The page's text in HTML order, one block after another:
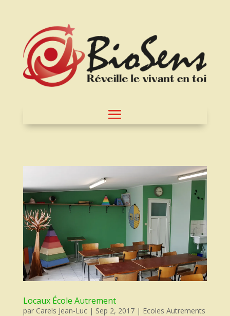
Locaux École Autrement
par Carels Jean-Luc| Sep 2, 2017| Ecoles Autrements